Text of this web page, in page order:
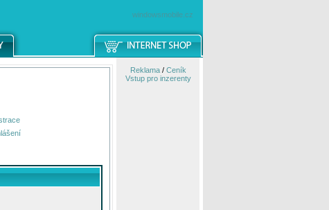
windowsmobile.cz
Reklama/ Ceník
Vstup pro inzerenty